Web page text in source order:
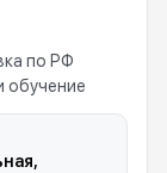
по РФ
обучение